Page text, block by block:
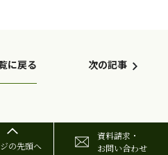
に戻る 次の記事
の先頭へ
資料請求・
お問い合わせ